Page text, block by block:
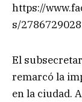
https://
s/
El
remarcó la
en la ciudad.